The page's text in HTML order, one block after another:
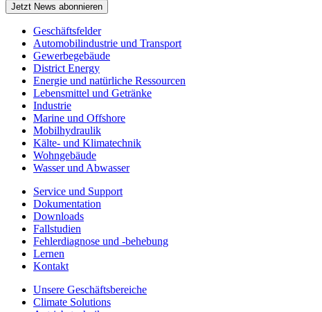
Jetzt News abonnieren
Geschäftsfelder
Automobilindustrie und Transport
Gewerbegebäude
District Energy
Energie und natürliche Ressourcen
Lebensmittel und Getränke
Industrie
Marine und Offshore
Mobilhydraulik
Kälte- und Klimatechnik
Wohngebäude
Wasser und Abwasser
Service und Support
Dokumentation
Downloads
Fallstudien
Fehlerdiagnose und -behebung
Lernen
Kontakt
Unsere Geschäftsbereiche
Climate Solutions